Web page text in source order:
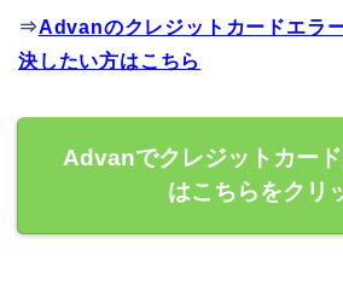
⇒Advanのクレジットカードエラ
決したい方はこちら
Advanでクレジットカー
はこちらをクリ